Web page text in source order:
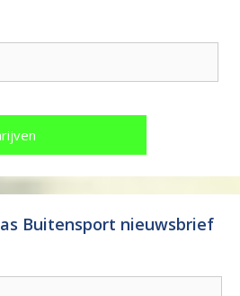
Buitensport nieuwsbrief